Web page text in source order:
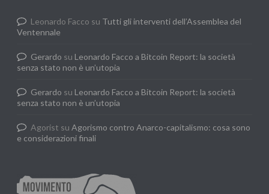
Leonardo Facco su Tutti gli interventi dell’Assemblea del
Ventennale
Gerardo su Leonardo Facco a Bitcoin Report: la società
senza stato non è un’utopia
Gerardo su Leonardo Facco a Bitcoin Report: la società
senza stato non è un’utopia
Agorist suAgorismo contro Anarco-capitalismo: cosa sono
e considerazioni finali